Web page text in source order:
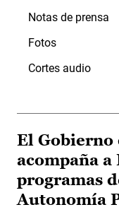
Notas de prensa
Fotos
Cortes audio
El Gobierno
acompaña a
programas
Autonomía